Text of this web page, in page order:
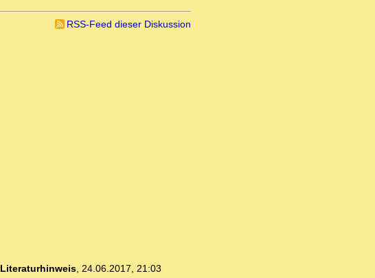
RSS-Feed dieser Diskussion
Literaturhinweis, 24.06.2017, 21:03